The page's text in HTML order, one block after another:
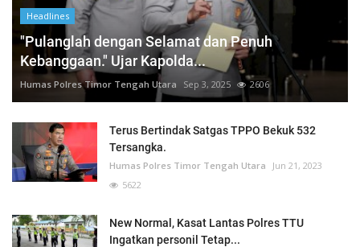
Headlines
"Pulanglah dengan Selamat dan Penuh
Kebanggaan." Ujar Kapolda...
Humas Polres Timor Tengah Utara Sep 3, 2025 2606
Terus Bertindak Satgas TPPO Bekuk 532
Tersangka.
Humas Polres Timor Tengah Utara
Jun 21, 2023
5622
New Normal, Kasat Lantas Polres TTU
Ingatkan personil Tetap...